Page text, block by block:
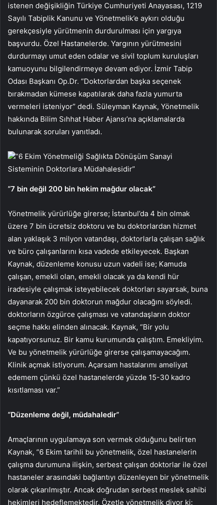
istenen değişikliğin Türkiye Cumhuriyeti Anayasası, 1219
Sayılı Tabiplik Kanunu ve Yönetmelik’e aykırı olduğu
gerekçesiyle yürütmenin durdurulması için yargıya
başvurdu. Özel Hastanelerde. Yargının yürütmesini
durdurmayı umut eden odalar ve sivil toplum kuruluşları
kamuoyunu bilgilendirmeye devam ediyor. İzmir Tabip
Odası Başkanı Op.Dr. “Doktorlardan başka seçenek
bırakmadan kümese kapatılarak daha fazla yumurta
vermeleri isteniyor” dedi. Süleyman Kaynak, Yönetmelik
hakkında Bilim Sıhhat Haber Ajansı’na açıklamalarda
bulunarak soruları yanıtladı.
“6 Ekim Yönetmeliği Sağlıkta Dönüşüm Sanayi
Sisteminin Doktorlara Müdahalesidir”
“7 bin değil 200 bin hekim mağdur olacak”
Yönetmelik yürürlüğe girerse; İstanbul’da 4 bin olmak
üzere 7 bin ücretsiz doktoru ve bu doktorlardan hizmet
alan yaklaşık 3 milyon vatandaşı, doktorlarla çalışan sağlık
ve büro çalışanlarını kısa vadede etkileyecek. Başkan
Kaynak, düzenleme konusu uzun vadeli ise; Kamuda
çalışan, emekli olan, emekli olacak ya da kendi hür
iradesiyle çalışmak isteyebilecek doktorları sayarsak, buna
dayanarak 200 bin doktorun mağdur olacağını söyledi.
doktorların özgürce çalışması ve vatandaşların doktor
seçme hakkı elinden alınacak. Kaynak, “Bir yolu
kapatıyorsunuz. Bir kamu kurumunda çalıştım. Emekliyim.
Ve bu yönetmelik yürürlüğe girerse çalışamayacağım.
Klinik açmak istiyorum. Açarsam hastalarımı ameliyat
edemem çünkü özel hastanelerde yüzde 15-30 kadro
kısıtlaması var.”
“Düzenleme değil, müdahaledir”
Amaçlarının uygulamaya son vermek olduğunu belirten
Kaynak, “6 Ekim tarihli bu yönetmelik, özel hastanelerin
çalışma durumuna ilişkin, serbest çalışan doktorlar ile özel
hastaneler arasındaki bağlantıyı düzenleyen bir yönetmelik
olarak çıkarılmıştır. Ancak doğrudan serbest meslek sahibi
hekimleri hedeflemektedir. Özetle yönetmelik diyor ki: